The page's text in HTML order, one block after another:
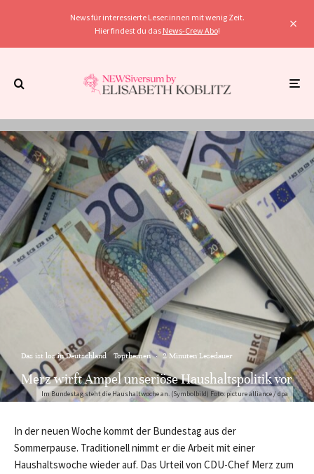
News für interessierte Leser:innen mit wenig Zeit.
Hier findest du das News-Crew Abo!
Im Bundestag steht die Haushaltwoche an. (Symbolbild) Foto: picture alliance / dpa
Das ist los in Deutschland Topthemen · 2 Minuten Lesedauer
Merz wirft Ampel unseriöse Haushaltspolitik vor
In der neuen Woche kommt der Bundestag aus der
Sommerpause. Traditionell nimmt er die Arbeit mit einer
Haushaltswoche wieder auf. Das Urteil von CDU-Chef Merz zum